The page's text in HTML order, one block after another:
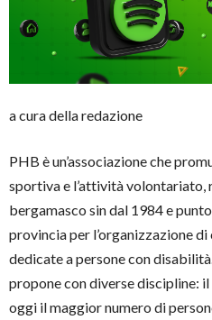
a cura della redazione
PHB è un’associazione che
sportiva e l’attività
bergamasco sin dal 1984 e
provincia per l’organizzazione
dedicate a persone con
propone con diverse discipline: il
oggi il maggior numero di